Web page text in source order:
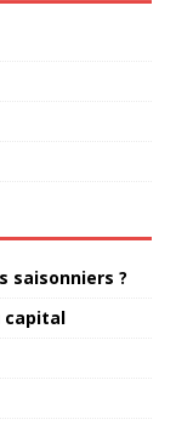
saisonniers ?
capital